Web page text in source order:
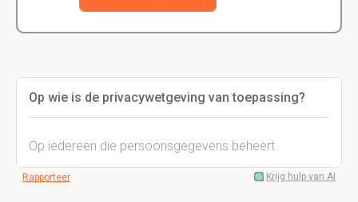
Op wie is de privacywetgeving van toepassing?
Op iedereen die persoonsgegevens beheert.
Rapporteer Krijg hulp van AI